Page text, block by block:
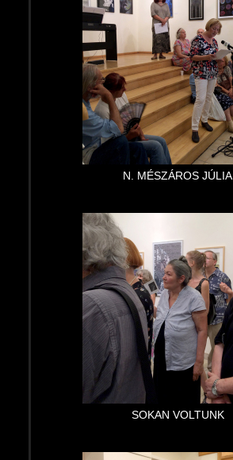
N. MÉSZÁROS JÚLIA
SOKAN VOLTUNK